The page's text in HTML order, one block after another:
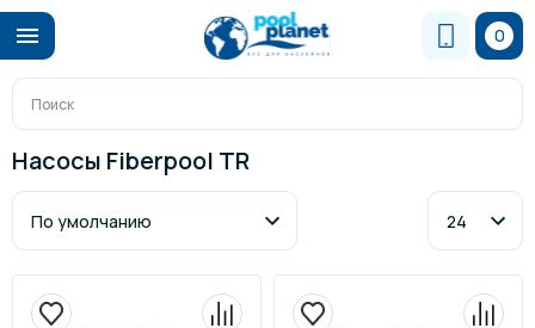
0
Насосы Fiberpool TR